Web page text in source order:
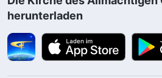
herunterladen